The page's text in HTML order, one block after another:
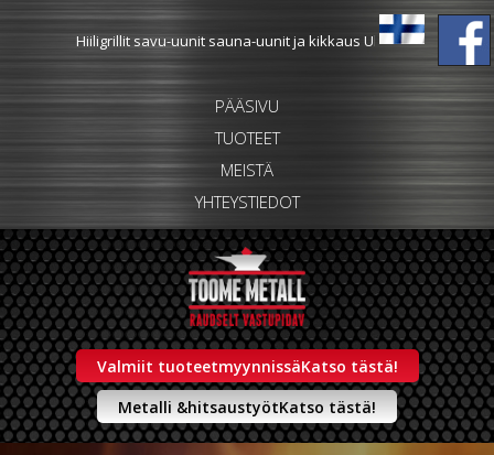
Hiiligrillit savu-uunit sauna-uunit ja kikkaus Ulkokeittiö
PÄÄSIVU
TUOTEET
MEISTÄ
YHTEYSTIEDOT
Valmiit tuoteetmyynnissäKatso tästä!
Metalli &hitsaustyötKatso tästä!